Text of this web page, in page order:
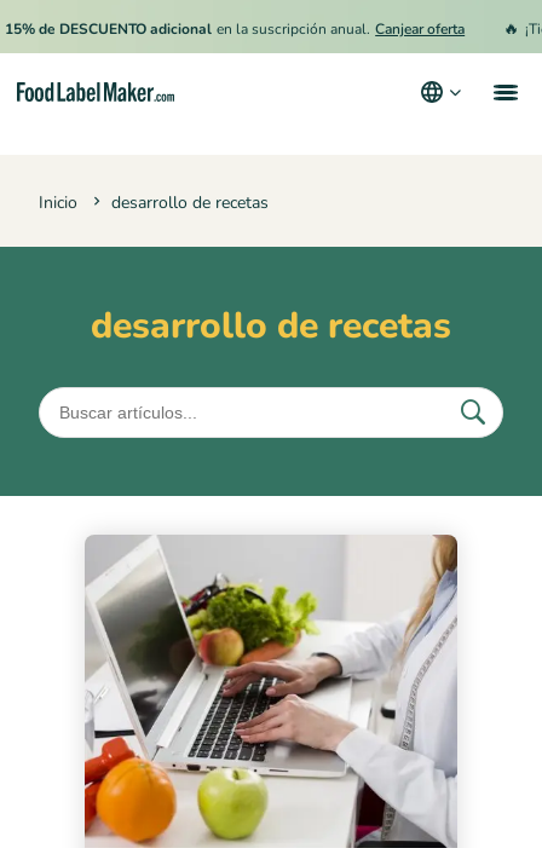
de DESCUENTO adicional en la suscripción anual. Canjear oferta 🔥
Inicio desarrollo de recetas
desarrollo de recetas
Contrata a un Especialista
Términos y condiciones